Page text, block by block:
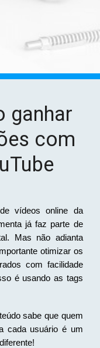
ganhar
com
vídeos online da
já faz parte de
Mas não adianta
otimizar os
com facilidade
é usando as tags
sabe que quem
cada usuário é um